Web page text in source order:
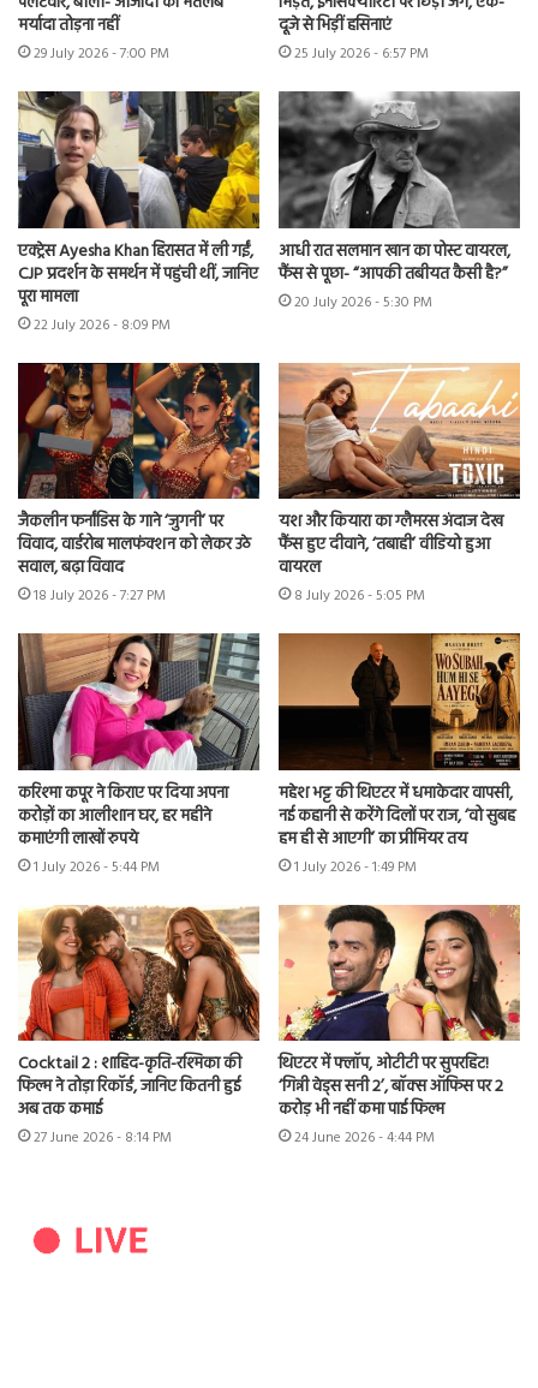
मर्यादा तोड़ना नहीं
29 July 2026 - 7:00 PM
दूजे से भिड़ीं हसिनाएं
25 July 2026 - 6:57 PM
एक्ट्रेस Ayesha Khan हिरासत में ली गईं,
CJP प्रदर्शन के समर्थन में पहुंची थीं, जानिए
पूरा मामला
22 July 2026 - 8:09 PM
आधी रात सलमान खान का पोस्ट वायरल,
फैंस से पूछा- “आपकी तबीयत कैसी है?”
20 July 2026 - 5:30 PM
जैकलीन फर्नांडिस के गाने ‘जुगनी’ पर
विवाद, वार्डरोब मालफंक्शन को लेकर उठे
सवाल, बढ़ा विवाद
18 July 2026 - 7:27 PM
यश और कियारा का ग्लैमरस अंदाज देख
फैंस हुए दीवाने, ‘तबाही’ वीडियो हुआ
वायरल
8 July 2026 - 5:05 PM
करिश्मा कपूर ने किराए पर दिया अपना
करोड़ों का आलीशान घर, हर महीने
कमाएंगी लाखों रुपये
1 July 2026 - 5:44 PM
महेश भट्ट की थिएटर में धमाकेदार वापसी,
नई कहानी से करेंगे दिलों पर राज, ‘वो सुबह
हम ही से आएगी’ का प्रीमियर तय
1 July 2026 - 1:49 PM
Cocktail 2 : शाहिद-कृति-रश्मिका की
फिल्म ने तोड़ा रिकॉर्ड, जानिए कितनी हुई
अब तक कमाई
27 June 2026 - 8:14 PM
थिएटर में फ्लॉप, ओटीटी पर सुपरहिट!
‘गिन्नी वेड्स सनी 2’, बॉक्स ऑफिस पर 2
करोड़ भी नहीं कमा पाई फिल्म
24 June 2026 - 4:44 PM